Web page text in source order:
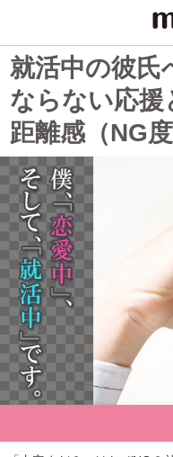
就活中の彼氏
ならない応援
距離感（NG